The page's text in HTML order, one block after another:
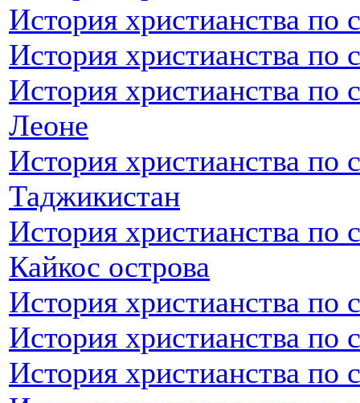
История христианства по
История христианства
История христианства по
Леоне
История христианства по
Таджикистан
История христианства по
Кайкос острова
История христианства по
История христианства по
История христианства по